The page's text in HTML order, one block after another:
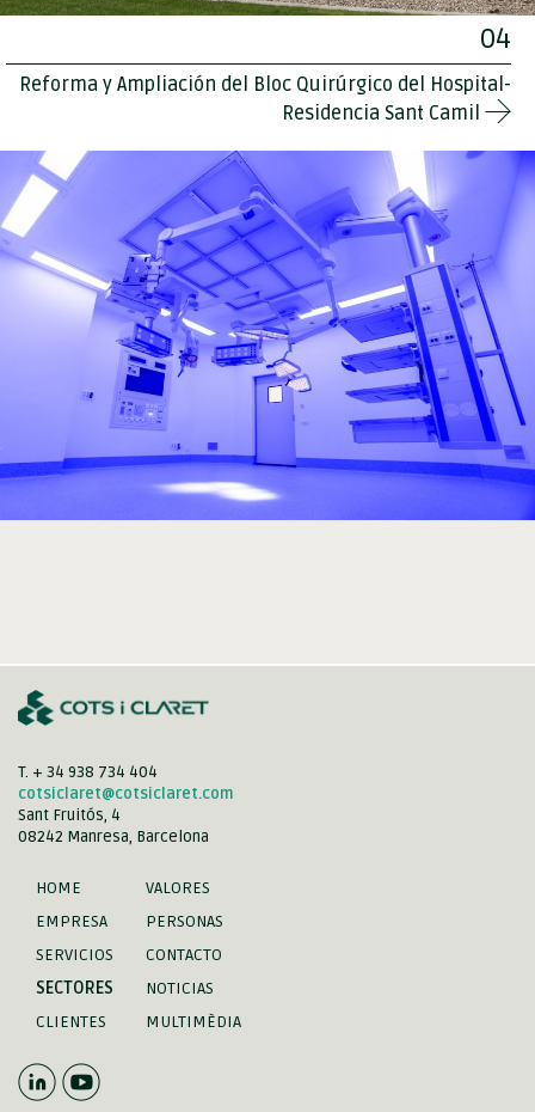
04
Reforma y Ampliación del Bloc Quirúrgico del Hospital-
Residencia Sant Camil
T. + 34 938 734 404
cotsiclaret@cotsiclaret.com
Sant Fruitós, 4
08242 Manresa, Barcelona
HOME
EMPRESA
SERVICIOS
SECTORES
CLIENTES
VALORES
PERSONAS
CONTACTO
NOTICIAS
MULTIMÈDIA